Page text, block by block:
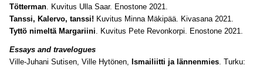
Tötterman. Kuvitus Ulla Saar. Enostone 2021.
Tanssi, Kalervo, tanssi! Kuvitus Minna Mäkipää. Kivasana 2021.
Tyttö nimeltä Margariini. Kuvitus Pete Revonkorpi. Enostone 2021.
Essays and travelogues
Ville-Juhani Sutisen, Ville Hytönen, Ismailiitti ja lännenmies . Turku: